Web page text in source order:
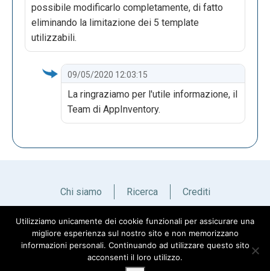
possibile modificarlo completamente, di fatto
eliminando la limitazione dei 5 template
utilizzabili.
09/05/2020 12:03:15
La ringraziamo per l'utile informazione, il
Team di AppInventory.
Chi siamo Ricerca Crediti
Italiano English
Utilizziamo unicamente dei cookie funzionali per assicurare una
migliore esperienza sul nostro sito e non memorizzano
informazioni personali. Continuando ad utilizzare questo sito
acconsenti il loro utilizzo.